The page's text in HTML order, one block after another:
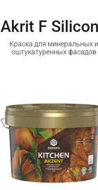
Akrit F
Краска для минеральных и
оштукатуренных фасадов